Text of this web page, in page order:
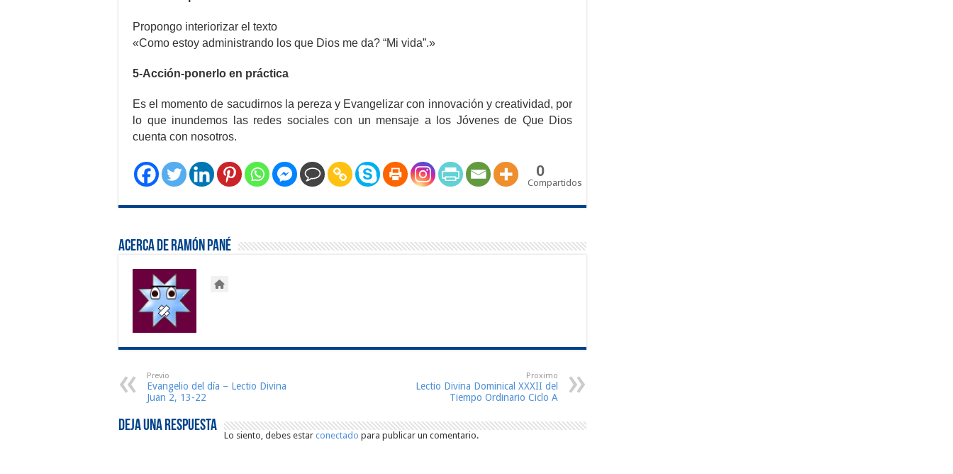
Propongo interiorizar el texto
«Como estoy administrando los que Dios me da? “Mi vida”.»
5-Acción-ponerlo en práctica
Es el momento de sacudirnos la pereza y Evangelizar con innovación y creatividad, por
lo que inundemos las redes sociales con un mensaje a los Jóvenes de Que Dios
cuenta con nosotros.
0
Compartidos
Acerca de Ramón Pané
Previo
Evangelio del día – Lectio Divina
Juan 2, 13-22
Proximo
Lectio Divina Dominical XXXII del
Tiempo Ordinario Ciclo A
Deja una respuesta
Lo siento, debes estar conectado para publicar un comentario.